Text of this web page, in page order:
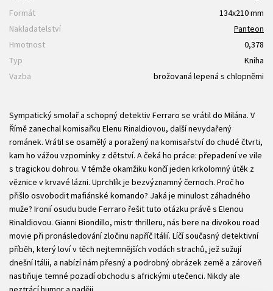
Formát
134x210 mm
Nakladatelství
Panteon
Hmotnost
0,378
Typ
Kniha
Vazba
brožovaná lepená s chlopněmi
Sympatický smolař a schopný detektiv Ferraro se vrátil do Milána. V
Římě zanechal komisařku Elenu Rinaldiovou, další nevydařený
románek. Vrátil se osamělý a poražený na komisařství do chudé čtvrti,
kam ho vážou vzpomínky z dětství. A čeká ho práce: přepadení ve vile
s tragickou dohrou. V témže okamžiku končí jeden krkolomný útěk z
věznice v krvavé lázni. Uprchlík je bezvýznamný černoch. Proč ho
přišlo osvobodit mafiánské komando? Jaká je minulost záhadného
muže? Ironií osudu bude Ferraro řešit tuto otázku právě s Elenou
Rinaldiovou. Gianni Biondillo, mistr thrilleru, nás bere na divokou road
movie při pronásledování zločinu napříč Itálií. Líčí současný detektivní
příběh, který loví v těch nejtemnějších vodách strachů, jež sužují
dnešní Itálii, a nabízí nám přesný a podrobný obrázek země a zároveň
nastiňuje temné pozadí obchodu s africkými utečenci. Nikdy ale